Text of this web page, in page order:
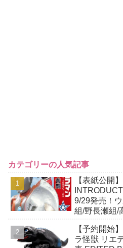
カテゴリーの人気記事
【表紙公開
9/29発売！
組/野長瀬組/
【予約開始
ラ怪獣 リエ